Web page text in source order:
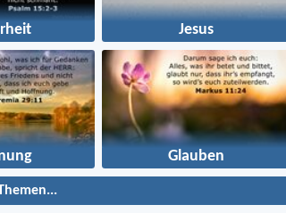
Jesus
Glauben